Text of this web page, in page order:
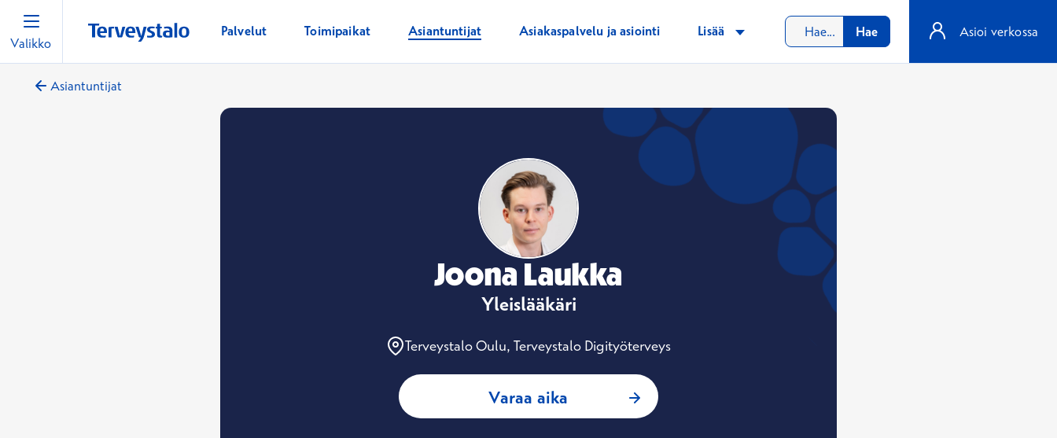
Valikko
Palvelut Toimipaikat Asiantuntijat Asiakaspalvelu ja asiointi Lisää Hae Asioi verkossa
Asiantuntijat
Joona Laukka
Yleislääkäri
Terveystalo Oulu, Terveystalo Digityöterveys
Varaa aika : Joona Laukka, Yleislääkäri